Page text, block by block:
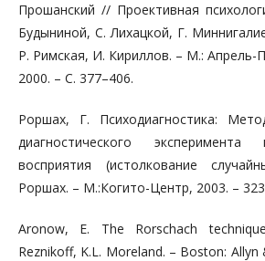
Прошанский // Проективная
Будыниной, С. Лихацкой, Г.
Р. Римская, И. Кириллов. – М.:
2000. – C. 377–406.
Роршах, Г. Психодиагностика:
диагностического
восприятия (истолкование
Роршах. – М.:Когито-Центр, 2003. – 323
Aronow, E. The Rorschach
Reznikoff, K.L. Moreland. – Boston: